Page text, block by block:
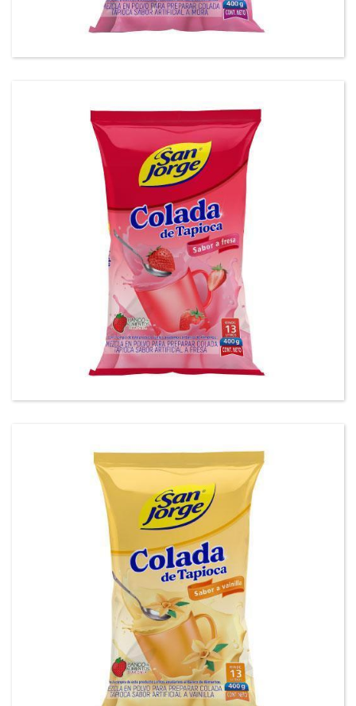
Tapioca mora San Jorge®
Tapioca fresa San Jorge®
Tapioca vainilla San Jorge®